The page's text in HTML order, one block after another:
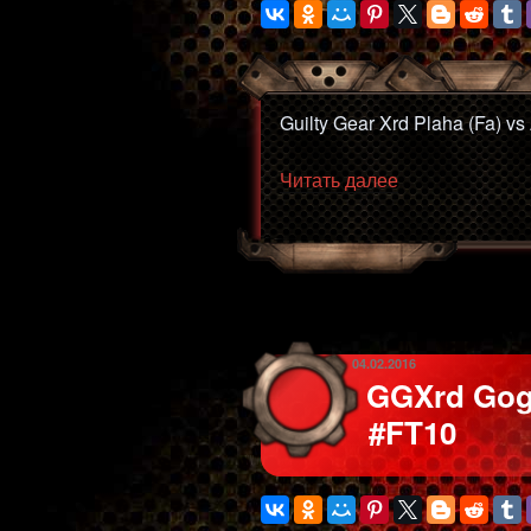
Guilty Gear Xrd Plaha (Fa)
Читать далее«GGXrd
Plaha
(Fa)
vs
(Po)
#FT10»
ОПУБЛИКОВАНО
04.02.2016
GGXrd
#FT10